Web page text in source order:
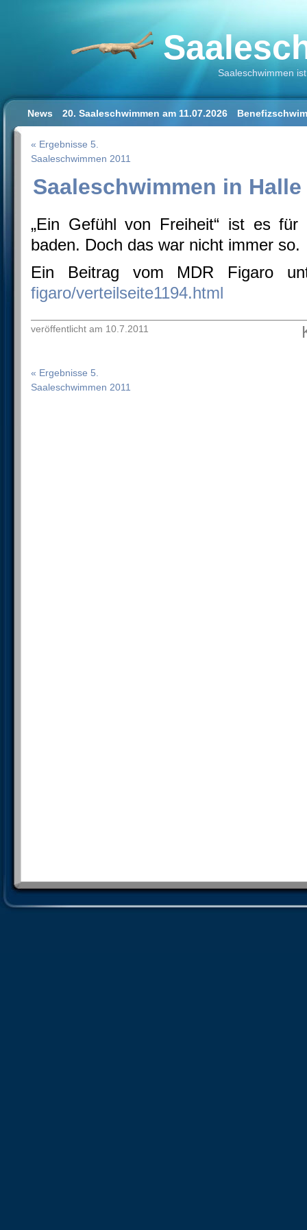
Saaleschwimmen
News 20. Saaleschwimmen am 11.07.2026
Impressum/Datenschutz
« Ergebnisse 5.
Saaleschwimmen 2011
Saaleschwimmen in
„Ein Gefühl von Freiheit“ ist es
baden. Doch das war nicht immer so.
Ein Beitrag vom MDR Figaro
figaro/verteilseite1194.html
veröffentlicht am 10.7.2011
« Ergebnisse 5.
Saaleschwimmen 2011